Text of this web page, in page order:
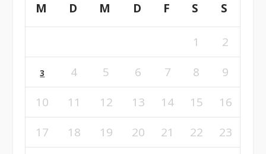
M D M D F S S
1 2
3 4 5 6 7 8
9
10
11 12 13 14 15
16
17
18 19 20 21 22
23